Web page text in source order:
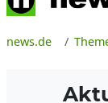
news.de